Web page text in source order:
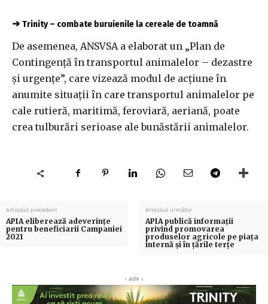
➜ Trinity – combate buruienile la cereale de toamnă
De asemenea, ANSVSA a elaborat un „Plan de
Contingenţă în transportul animalelor – dezastre
şi urgenţe”, care vizează modul de acţiune în
anumite situaţii în care transportul animalelor pe
cale rutieră, maritimă, feroviară, aeriană, poate
crea tulburări serioase ale bunăstării animalelor.
Articolul precedent
APIA eliberează adeverințe
pentru beneficiarii Campaniei
2021
Articolul următor
APIA publică informații
privind promovarea
produselor agricole pe piața
internă și în țările terțe
‹ adv ›